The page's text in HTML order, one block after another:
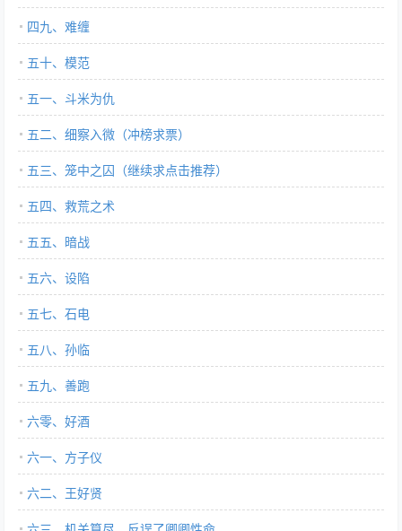
四九、难缠
五十、模范
五一、斗米为仇
五二、细察入微（冲榜求票）
五三、笼中之囚（继续求点击推荐）
五四、救荒之术
五五、暗战
五六、设陷
五七、石电
五八、孙临
五九、善跑
六零、好酒
六一、方子仪
六二、王好贤